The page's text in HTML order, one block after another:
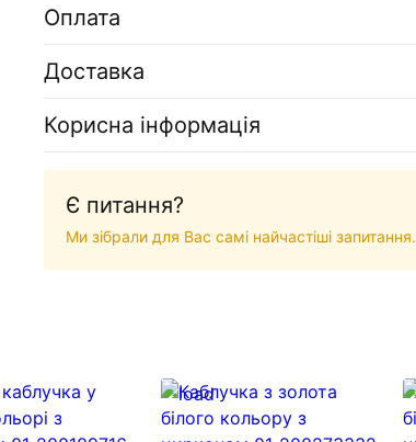
Оплата
Доставка
Корисна інформація
Є питання?
Ми зібрали для Вас самі найчастіші запитання.